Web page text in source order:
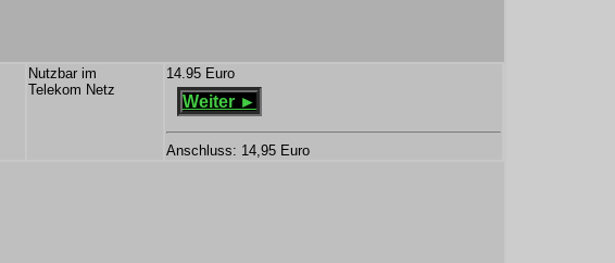
Nutzbar im
Telekom Netz
14.95 Euro
Weiter ►
Anschluss: 14,95 Euro